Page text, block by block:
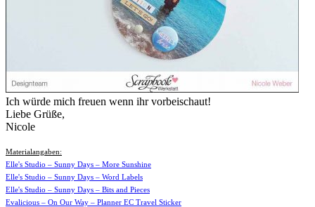
Ich würde mich freuen wenn ihr vorbeischaut!
Liebe Grüße,
Nicole
Materialangaben:
Elle's Studio – Sunny Days – More Sunshine
Elle's Studio – Sunny Days – Word Labels
Elle's Studio – Sunny Days – Bits and Pieces
Evalicious – On Our Way – Planner EC Travel Sticker